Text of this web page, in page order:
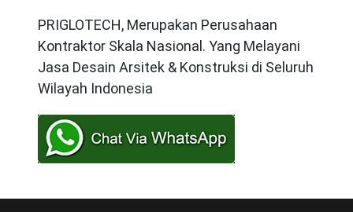
PRIGLOTECH, Merupakan Perusahaan
Kontraktor Skala Nasional. Yang Melayani
Jasa Desain Arsitek & Konstruksi di Seluruh
Wilayah Indonesia